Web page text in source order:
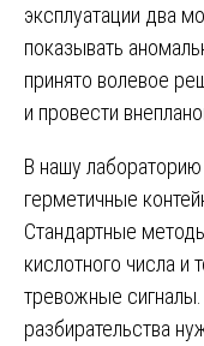
эксплуатации два
показывать
принято волевое
и провести
В нашу лабораторию
герметичные
Стандартные
кислотного числа
тревожные
разбирательства